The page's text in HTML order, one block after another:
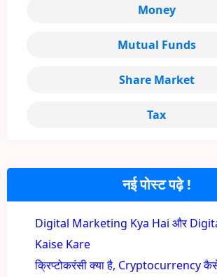
नई पोस्ट पढ़े !
Digital Marketing Kya Hai और
Kaise Kare
क्रिप्टोकरंसी क्या है, Cryptocurrency कैसे
Money
Mutual Funds
Share Market
Tax